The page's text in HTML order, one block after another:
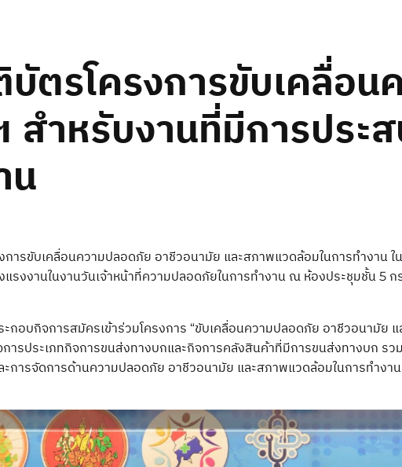
ตรโครงการขับเคลื่อน
สำหรับงานที่มีการประ
น
การขับเคลื่อนความปลอดภัย อาชีวอนามัย และสภาพแวดล้อมในการทำงาน
รงงานในงานวันเจ้าหน้าที่ความปลอดภัยในการทำงาน ณ ห้องประชุมชั้น 5 ก
อบกิจการสมัครเข้าร่วมโครงการ “ขับเคลื่อนความปลอดภัย อาชีวอนามัย
รประเภทกิจการขนส่งทางบกและกิจการคลังสินค้าที่มีการขนส่งทางบก ร
การจัดการด้านความปลอดภัย อาชีวอนามัย และสภาพแวดล้อมในการทำงาน